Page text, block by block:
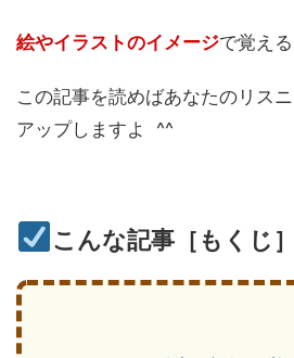
絵やイラストのイメージで覚える
この記事を読めばあなたのリス
アップしますよ ^^
こんな記事［もくじ］